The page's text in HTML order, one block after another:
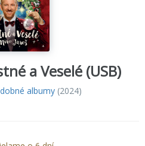
a Veselé (USB)
albumy(2024)